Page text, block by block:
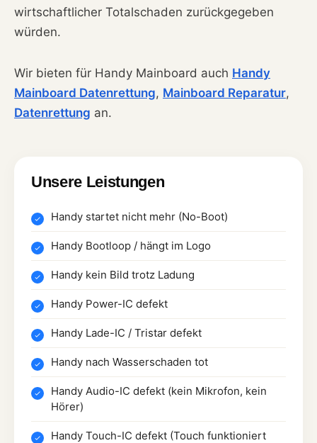
wirtschaftlicher Totalschaden zurückgegeben
würden.
Wir bieten für Handy Mainboard auch Handy
Mainboard Datenrettung, Mainboard Reparatur,
Datenrettung an.
Unsere Leistungen
Handy startet nicht mehr (No-Boot)
Handy Bootloop / hängt im Logo
Handy kein Bild trotz Ladung
Handy Power-IC defekt
Handy Lade-IC / Tristar defekt
Handy nach Wasserschaden tot
Handy Audio-IC defekt (kein Mikrofon, kein
Hörer)
Handy Touch-IC defekt (Touch funktioniert